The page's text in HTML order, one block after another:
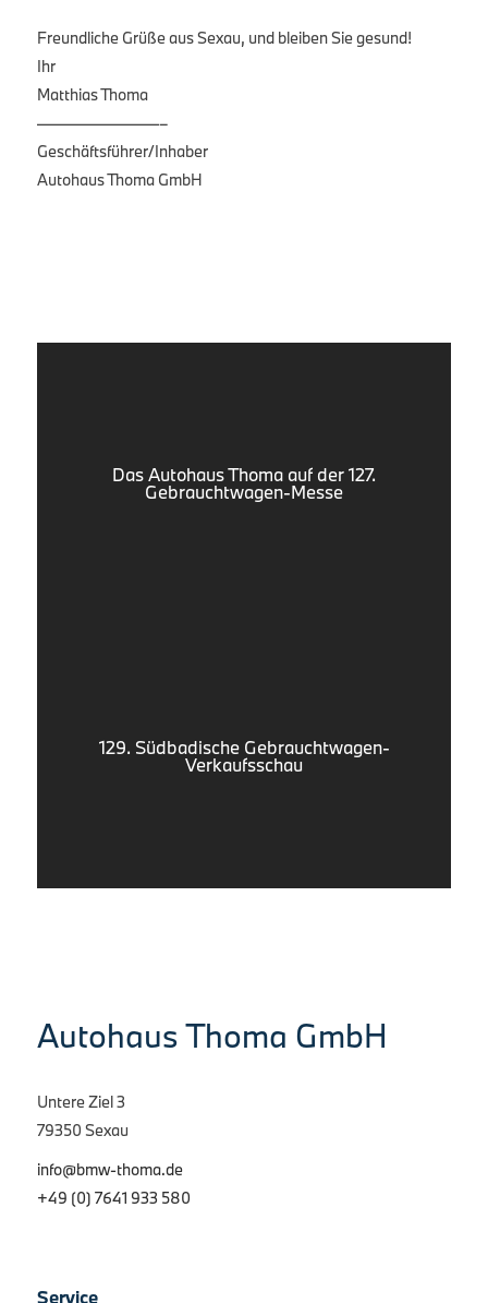
Freundliche Grüße aus Sexau, und bleiben Sie gesund!
Ihr
Matthias Thoma
————————–
Geschäftsführer/Inhaber
Autohaus Thoma GmbH
Das Autohaus Thoma auf der 127.
Gebrauchtwagen-Messe
129. Südbadische Gebrauchtwagen-
Verkaufsschau
Autohaus Thoma GmbH
Untere Ziel 3
79350 Sexau
info@bmw-thoma.de
+49 (0) 7641 933 580
Service